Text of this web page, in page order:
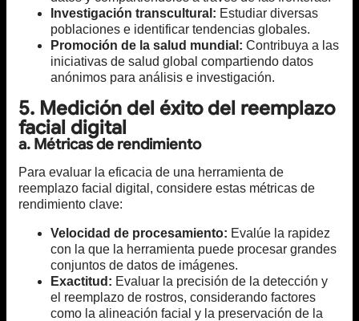
Investigación transcultural: Estudiar diversas
poblaciones e identificar tendencias globales.
Promoción de la salud mundial: Contribuya a las
iniciativas de salud global compartiendo datos
anónimos para análisis e investigación.
5. Medición del éxito del reemplazo
facial digital
a. Métricas de rendimiento
Para evaluar la eficacia de una herramienta de
reemplazo facial digital, considere estas métricas de
rendimiento clave:
Velocidad de procesamiento: Evalúe la rapidez
con la que la herramienta puede procesar grandes
conjuntos de datos de imágenes.
Exactitud: Evaluar la precisión de la detección y
el reemplazo de rostros, considerando factores
como la alineación facial y la preservación de la